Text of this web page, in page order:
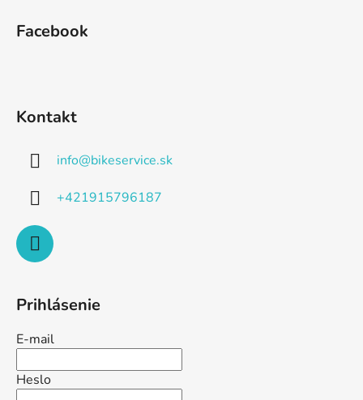
Facebook
Kontakt
info@bikeservice.sk
+421915796187
Prihlásenie
E-mail
Heslo